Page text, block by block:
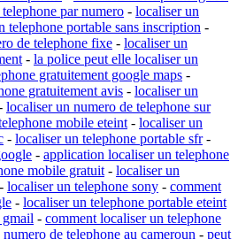
par numero - localiser un
telephone portable sans inscription -
de telephone fixe - localiser un
- la police peut elle localiser un
gratuitement google maps -
gratuitement avis - localiser un
localiser un numero de telephone sur
mobile eteint - localiser un
- localiser un telephone portable sfr-
- application localiser un telephone
mobile gratuit - localiser un
- localiser un telephone sony - comment
- localiser un telephone portable eteint
gmail - comment localiser un telephone
de telephone au cameroun - peut